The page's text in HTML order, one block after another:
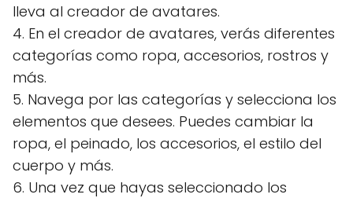
lleva al creador de avatares.
4. En el creador de avatares, verás diferentes
categorías como ropa, accesorios, rostros y
más.
5. Navega por las categorías y selecciona los
elementos que desees. Puedes cambiar la
ropa, el peinado, los accesorios, el estilo del
cuerpo y más.
6. Una vez que hayas seleccionado los